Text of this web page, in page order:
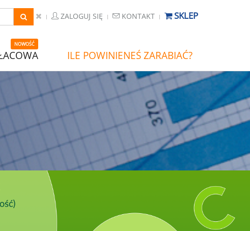
ZALOGUJ SIĘ KONTAKT SKLEP
NOWOŚĆ
ILE POWINIENEŚ ZARABIAĆ?